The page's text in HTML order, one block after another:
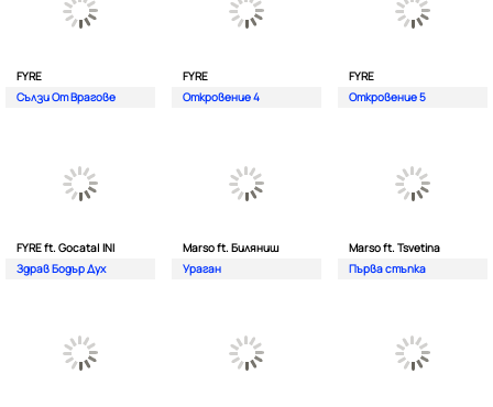
FYRE
Сълзи От Врагове
FYRE
Откровение 4
FYRE
Откровение 5
FYRE ft. Gocata| INI
Здрав Бодър Дух
Marso ft. Биляниш
Ураган
Marso ft. Tsvetina
Първа стъпка